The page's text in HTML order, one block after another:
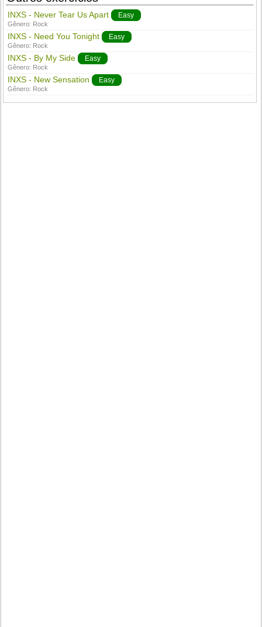
INXS - Never Tear Us Apart Easy
Gênero: Rock
INXS - Need You Tonight Easy
Gênero: Rock
INXS - By My Side Easy
Gênero: Rock
INXS - New Sensation Easy
Gênero: Rock